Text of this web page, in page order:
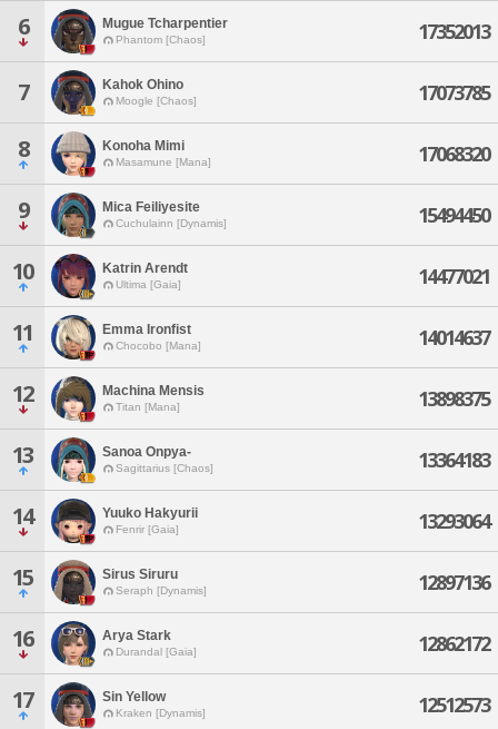
6 Mugue Tcharpentier
Phantom [Chaos] 17352013
7 Kahok Ohino
Moogle [Chaos] 17073785
8 Konoha Mimi
Masamune [Mana] 17068320
9 Mica Feiliyesite
Cuchulainn [Dynamis] 15494450
10 Katrin Arendt
Ultima [Gaia] 14477021
11 Emma Ironfist
Chocobo [Mana] 14014637
12 Machina Mensis
Titan [Mana] 13898375
13 Sanoa Onpya-
Sagittarius [Chaos] 13364183
14 Yuuko Hakyurii
Fenrir [Gaia] 13293064
15 Sirus Siruru
Seraph [Dynamis] 12897136
16 Arya Stark
Durandal [Gaia] 12862172
17 Sin Yellow
Kraken [Dynamis] 12512573